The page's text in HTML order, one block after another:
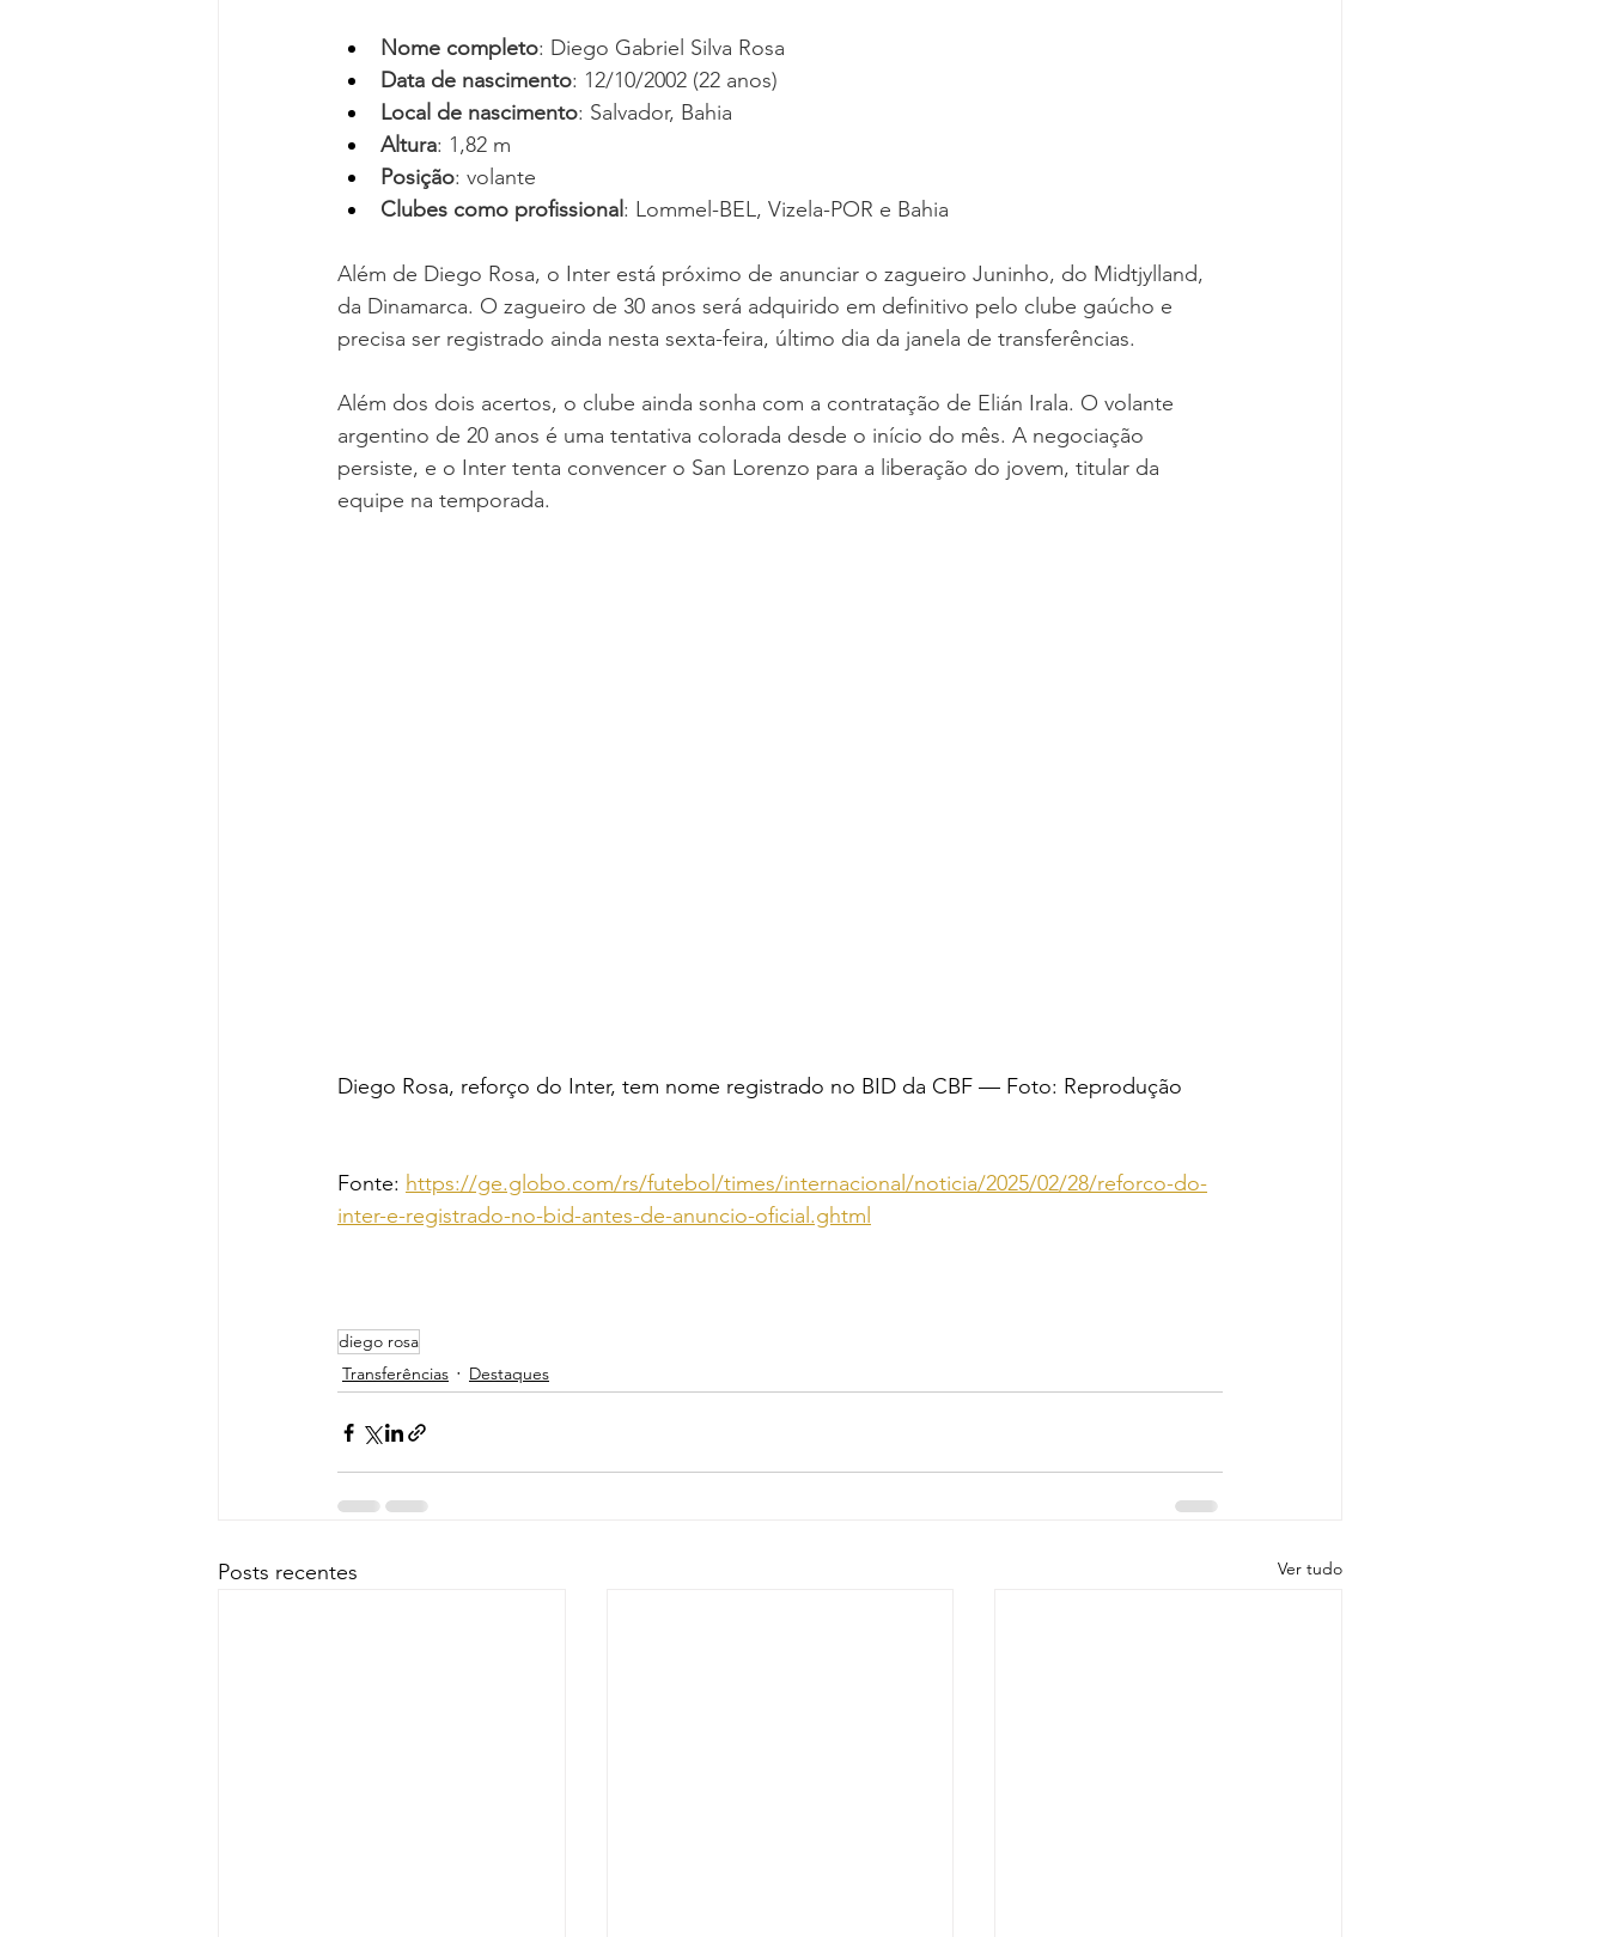
Nome completo: Diego Gabriel Silva Rosa
Data de nascimento: 12/10/2002 (22 anos)
Local de nascimento: Salvador, Bahia
Altura: 1,82 m
Posição: volante
Clubes como profissional : Lommel-BEL, Vizela-POR e Bahia
Além de Diego Rosa, o Inter está próximo de anunciar o zagueiro Juninho, do Midtjylland,
da Dinamarca. O zagueiro de 30 anos será adquirido em definitivo pelo clube gaúcho e
precisa ser registrado ainda nesta sexta-feira, último dia da janela de transferências.
Além dos dois acertos, o clube ainda sonha com a contratação de Elián Irala. O volante
argentino de 20 anos é uma tentativa colorada desde o início do mês. A negociação
persiste, e o Inter tenta convencer o San Lorenzo para a liberação do jovem, titular da
equipe na temporada.
Diego Rosa, reforço do Inter, tem nome registrado no BID da CBF — Foto: Reprodução
Fonte: https://ge.globo.com/rs/futebol/times/internacional/noticia/2025/02/28/reforco-do-
inter-e-registrado-no-bid-antes-de-anuncio-oficial.ghtml
diego rosa
Transferências
Destaques
Posts recentes Ver tudo